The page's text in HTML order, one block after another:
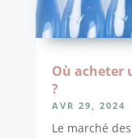
Où acheter
?
AVR 29, 2024
Le marché